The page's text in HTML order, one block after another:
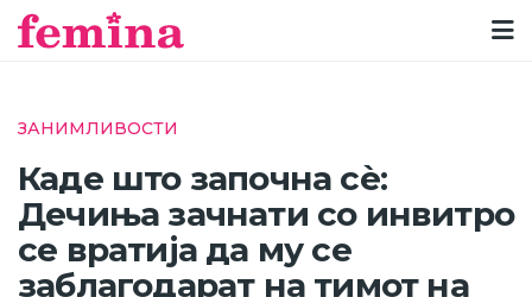
ЗАНИМЛИВОСТИ
Каде што започна сѐ:
Дечиња зачнати со инвитро
се вратија да му се
заблагодарат на тимот на